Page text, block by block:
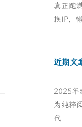
真正跑
换IP，
近期文
2025年
为纯粹
代